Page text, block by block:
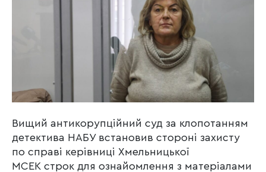
Вищий антикорупційний суд за клопотанням
детектива НАБУ встановив стороні захисту
по справі керівниці Хмельницької
МСЕК строк для ознайомлення з матеріалами